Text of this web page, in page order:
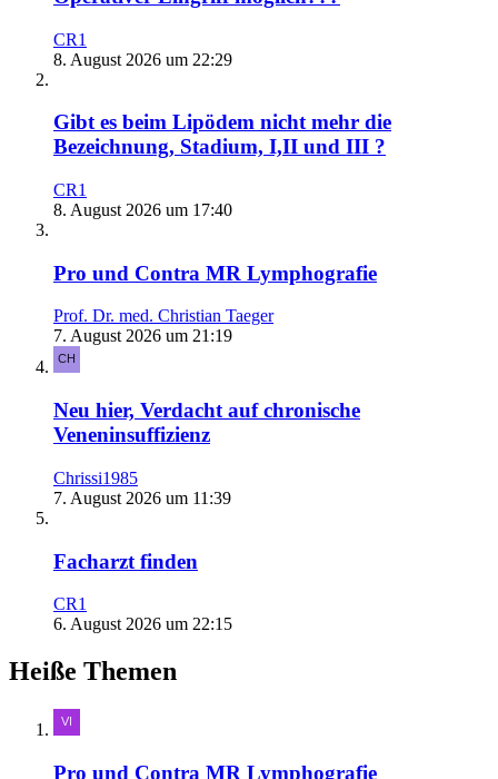
CR1
8. August 2026 um 22:29
Gibt es beim Lipödem nicht mehr die
Bezeichnung, Stadium, I,II und III ?
CR1
8. August 2026 um 17:40
Pro und Contra MR Lymphografie
Prof. Dr. med. Christian Taeger
7. August 2026 um 21:19
Neu hier, Verdacht auf chronische
Veneninsuffizienz
Chrissi1985
7. August 2026 um 11:39
Facharzt finden
CR1
6. August 2026 um 22:15
Heiße Themen
Pro und Contra MR Lymphografie